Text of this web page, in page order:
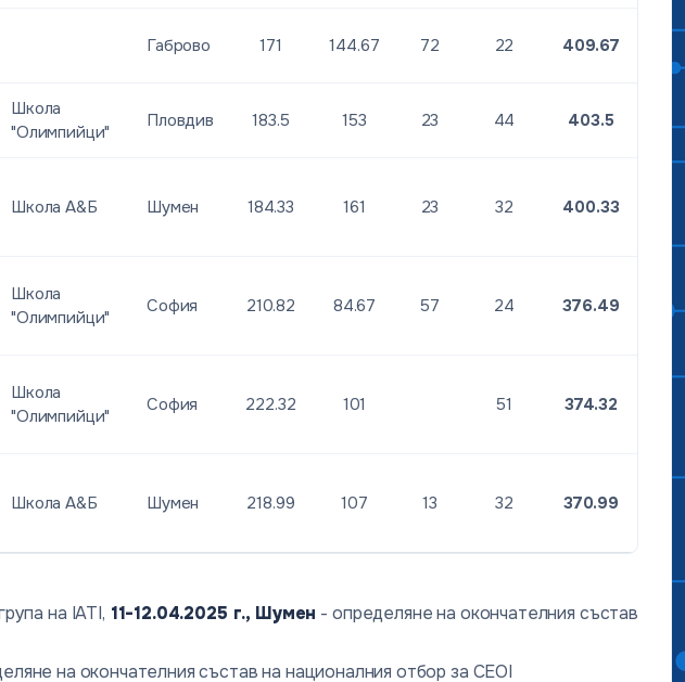
Габрово 171 144.67 72 22 409.67
Школа
"Олимпийци"
Пловдив 183.5 153 23 44 403.5
Школа А&Б Шумен 184.33 161 23 32 400.33
Школа
"Олимпийци"
София 210.82 84.67 57 24 376.49
Школа
"Олимпийци"
София 222.32 101 51 374.32
Школа А&Б Шумен 218.99 107 13 32 370.99
на IATI, 11-12.04.2025 г., Шумен - определяне на окончателния състав
на окончателния състав на националния отбор за CEOI